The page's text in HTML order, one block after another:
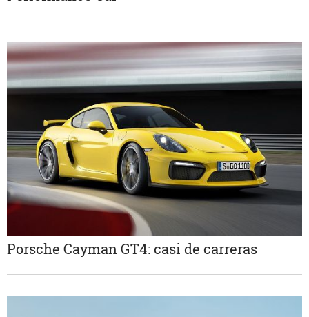
Porsche Cayman GT4: casi de carreras